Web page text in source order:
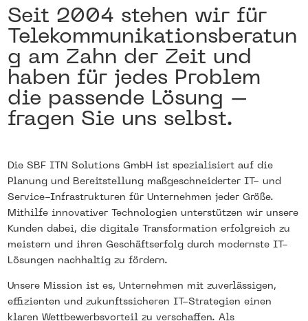
Seit 2004 stehen wir für
Telekommunikationsberatun
g am Zahn der Zeit und
haben für jedes Problem
die passende Lösung –
fragen Sie uns selbst.
Die SBF ITN Solutions GmbH ist spezialisiert auf die
Planung und Bereitstellung maßgeschneiderter IT- und
Service-Infrastrukturen für Unternehmen jeder Größe.
Mithilfe innovativer Technologien unterstützen wir unsere
Kunden dabei, die digitale Transformation erfolgreich zu
meistern und ihren Geschäftserfolg durch modernste IT-
Lösungen nachhaltig zu fördern.
Unsere Mission ist es, Unternehmen mit zuverlässigen,
effizienten und zukunftssicheren IT-Strategien einen
klaren Wettbewerbsvorteil zu verschaffen. Als